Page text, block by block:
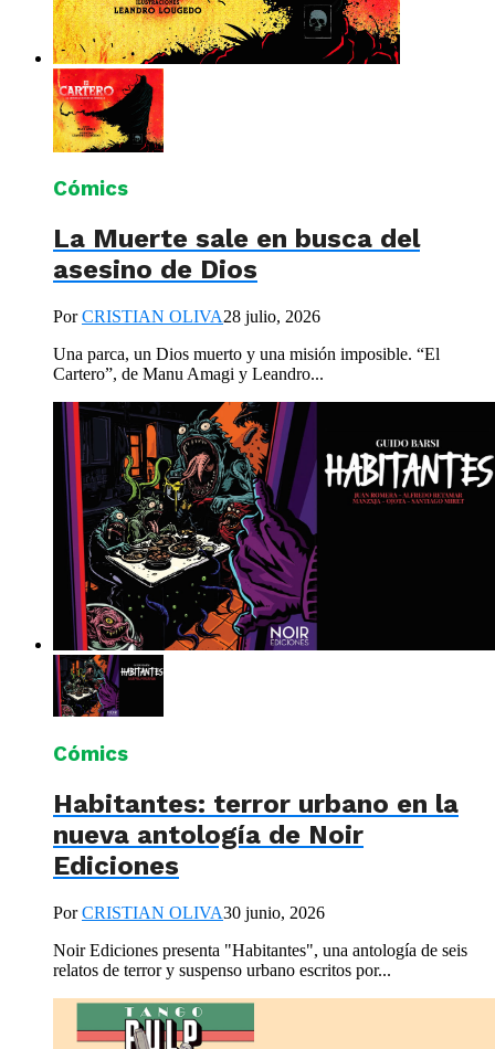
Cómics
La Muerte sale en busca del
asesino de Dios
PorCRISTIAN OLIVA28 julio, 2026
Una parca, un Dios muerto y una misión imposible. “El
Cartero”, de Manu Amagi y Leandro...
Cómics
Habitantes: terror urbano en la
nueva antología de Noir
Ediciones
PorCRISTIAN OLIVA30 junio, 2026
Noir Ediciones presenta "Habitantes", una antología de seis
relatos de terror y suspenso urbano escritos por...